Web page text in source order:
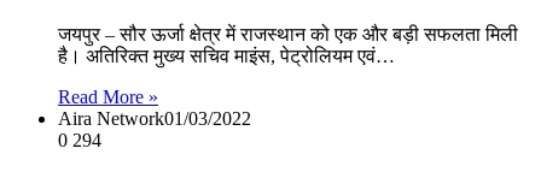
जयपुर – सौर ऊर्जा क्षेत्र में राजस्थान को एक और बड़ी सफलता मिली
है। अतिरिक्त मुख्य सचिव माइंस, पेट्रोलियम एवं…
Read More »
Aira Network01/03/2022
0 294